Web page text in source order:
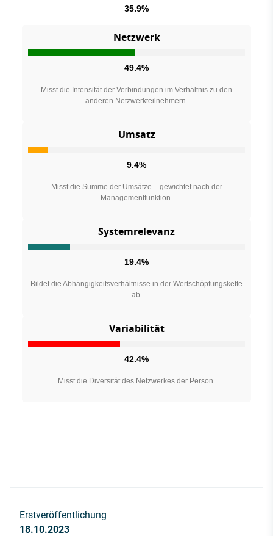
35.9%
Netzwerk
49.4%
Misst die Intensität der Verbindungen im Verhältnis zu den
anderen Netzwerkteilnehmern.
Umsatz
9.4%
Misst die Summe der Umsätze – gewichtet nach der
Managementfunktion.
Systemrelevanz
19.4%
Bildet die Abhängigkeitsverhältnisse in der Wertschöpfungskette
ab.
Variabilität
42.4%
Misst die Diversität des Netzwerkes der Person.
Erstveröffentlichung
18.10.2023